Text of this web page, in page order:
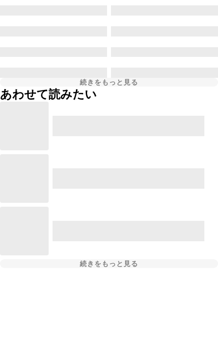
続きをもっと見る
あわせて読みたい
続きをもっと見る